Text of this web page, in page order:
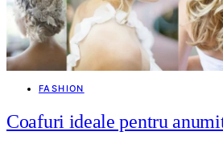
FASHION
Coafuri ideale pentru